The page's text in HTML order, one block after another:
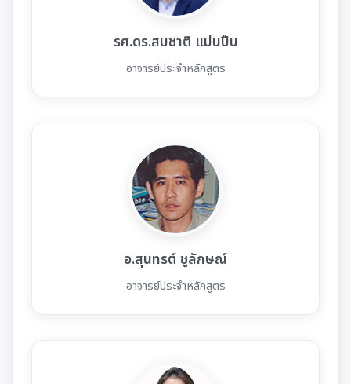
รศ.ดร.สมชาติ แม่นปืน
อาจารย์ประจำหลักสูตร
อ.สุนทรต์ ชูลักษณ์
อาจารย์ประจำหลักสูตร